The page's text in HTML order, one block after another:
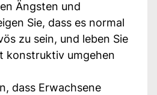
Ängsten und
Sie, dass es normal
zu sein, und leben Sie
konstruktiv umgehen
dass Erwachsene